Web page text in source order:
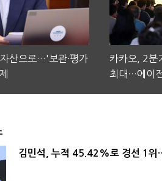
산으로…'보관·평가
카카오, 2분
최대…에이
김민석, 누적 45.42%로 경선 1